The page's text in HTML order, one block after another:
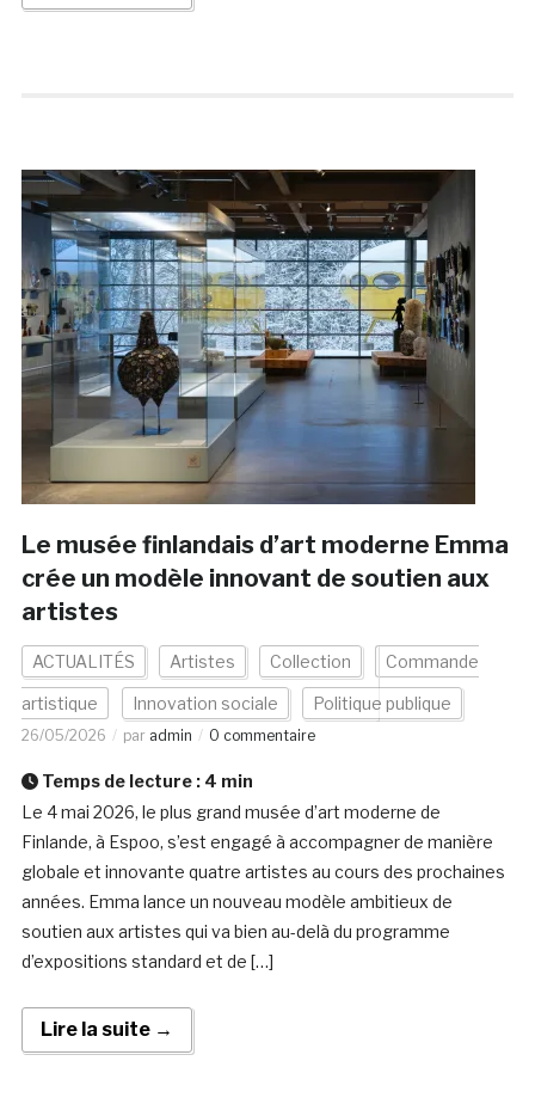
Le musée finlandais d’art moderne Emma
crée un modèle innovant de soutien aux
artistes
ACTUALITÉS Artistes Collection Commande
artistique Innovation sociale Politique publique
26/05/2026 par admin 0 commentaire
Temps de lecture : 4 min
Le 4 mai 2026, le plus grand musée d’art moderne de
Finlande, à Espoo, s’est engagé à accompagner de manière
globale et innovante quatre artistes au cours des prochaines
années. Emma lance un nouveau modèle ambitieux de
soutien aux artistes qui va bien au-delà du programme
d’expositions standard et de […]
Lire la suite →